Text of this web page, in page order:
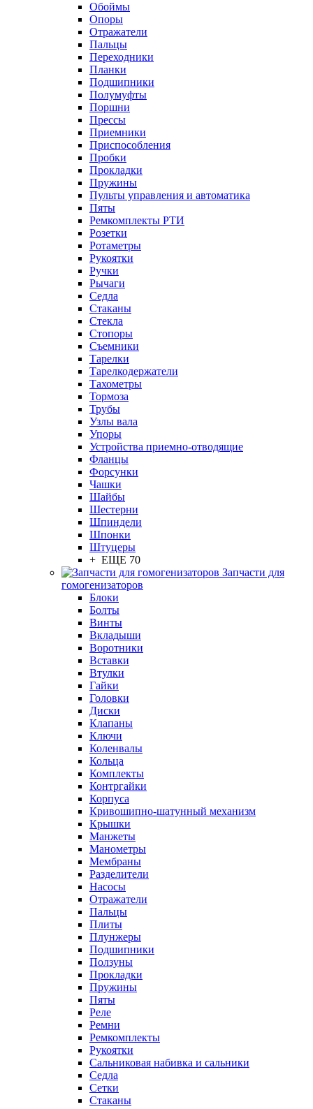
Обоймы
Опоры
Отражатели
Пальцы
Переходники
Планки
Подшипники
Полумуфты
Поршни
Прессы
Приемники
Приспособления
Пробки
Прокладки
Пружины
Пульты управления и автоматика
Пяты
Ремкомплекты РТИ
Розетки
Ротаметры
Рукоятки
Ручки
Рычаги
Седла
Стаканы
Стекла
Стопоры
Съемники
Тарелки
Тарелкодержатели
Тахометры
Тормоза
Трубы
Узлы вала
Упоры
Устройства приемно-отводящие
Фланцы
Форсунки
Чашки
Шайбы
Шестерни
Шпиндели
Шпонки
Штуцеры
+ ЕЩЕ 70
Запчасти для
гомогенизаторов
Блоки
Болты
Винты
Вкладыши
Воротники
Вставки
Втулки
Гайки
Головки
Диски
Клапаны
Ключи
Коленвалы
Кольца
Комплекты
Контргайки
Корпуса
Кривошипно-шатунный механизм
Крышки
Манжеты
Манометры
Мембраны
Разделители
Насосы
Отражатели
Пальцы
Плиты
Плунжеры
Подшипники
Ползуны
Прокладки
Пружины
Пяты
Реле
Ремни
Ремкомплекты
Рукоятки
Сальниковая набивка и сальники
Седла
Сетки
Стаканы